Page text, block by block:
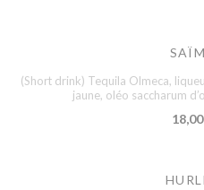
(Short drink) Tequila Olmeca,
jaune, oléo saccharum